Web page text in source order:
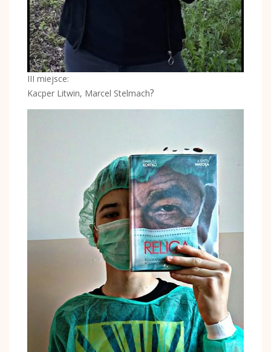
III miejsce:
Kacper Litwin, Marcel Stelmach?